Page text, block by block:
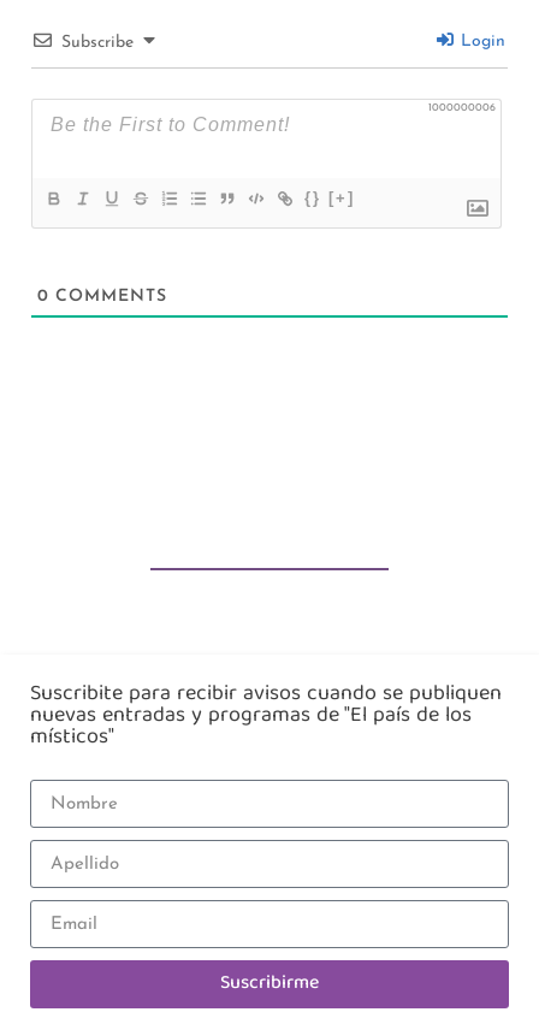
Subscribe Login
1000000006
{} [+]
0 COMMENTS
Suscribite para recibir avisos cuando se publiquen
nuevas entradas y programas de "El país de los
místicos"
Suscribirme